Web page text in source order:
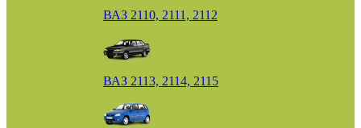
ВАЗ 2110, 2111, 2112
ВАЗ 2113, 2114, 2115